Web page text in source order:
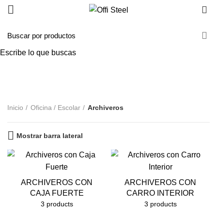
Archiveros
Inicio Oficina / Escolar Archiveros
Mostrar barra lateral
ARCHIVEROS CON
CAJA FUERTE
3 products
ARCHIVEROS CON
CARRO INTERIOR
3 products
Escribe lo que buscas